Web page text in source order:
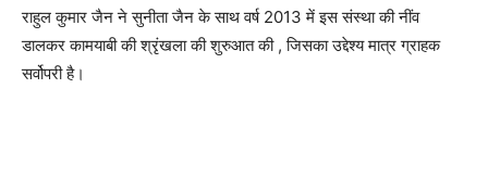
राहुल कुमार जैन ने सुनीता जैन के साथ वर्ष 2013 में इस संस्था की नींव
डालकर कामयाबी की श्रृंखला की शुरुआत की , जिसका उद्देश्य मात्र ग्राहक
सर्वोपरी है।